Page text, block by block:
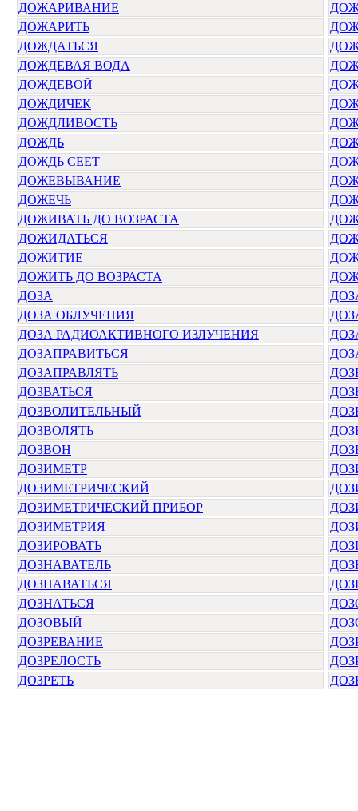
ДОЖАРИВАНИЕ
ДОЖАРИТЬ
ДОЖДАТЬСЯ
ДОЖДЕВАЯ ВОДА
ДОЖДЕВОЙ
ДОЖДИЧЕК
ДОЖДЛИВОСТЬ
ДОЖДЬ
ДОЖДЬ СЕЕТ
ДОЖЕВЫВАНИЕ
ДОЖЕЧЬ
ДОЖИВАТЬ ДО ВОЗРАСТА
ДОЖИДАТЬСЯ
ДОЖИТИЕ
ДОЖИТЬ ДО ВОЗРАСТА
ДОЗА
ДОЗА ОБЛУЧЕНИЯ
ДОЗА РАДИОАКТИВНОГО ИЗЛУЧЕНИЯ
ДОЗАПРАВИТЬСЯ
ДОЗАПРАВЛЯТЬ
ДОЗВАТЬСЯ
ДОЗВОЛИТЕЛЬНЫЙ
ДОЗВОЛЯТЬ
ДОЗВОН
ДОЗИМЕТР
ДОЗИМЕТРИЧЕСКИЙ
ДОЗИМЕТРИЧЕСКИЙ ПРИБОР
ДОЗИМЕТРИЯ
ДОЗИРОВАТЬ
ДОЗНАВАТЕЛЬ
ДОЗНАВАТЬСЯ
ДОЗНАТЬСЯ
ДОЗОВЫЙ
ДОЗРЕВАНИЕ
ДОЗРЕЛОСТЬ
ДОЗРЕТЬ